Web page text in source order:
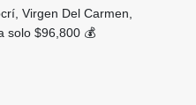
Virgen Del Carmen,
solo $96,800 💰